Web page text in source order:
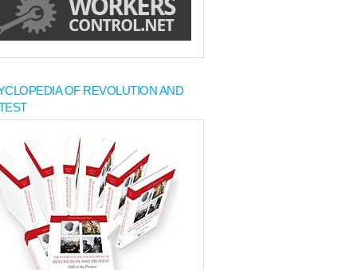
OF REVOLUTION AND